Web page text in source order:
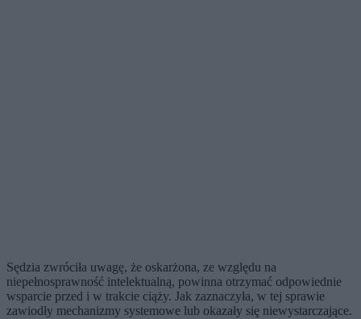
Sędzia zwróciła uwagę, że oskarżona, ze względu na
niepełnosprawność intelektualną, powinna otrzymać odpowiednie
wsparcie przed i w trakcie ciąży. Jak zaznaczyła, w tej sprawie
zawiodły mechanizmy systemowe lub okazały się niewystarczające.